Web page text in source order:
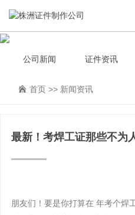
公司新闻 证件资讯
首页 >> 新闻资讯
最新！考焊工证那些不为
籍
朋友们！要是你打算在 年考个焊